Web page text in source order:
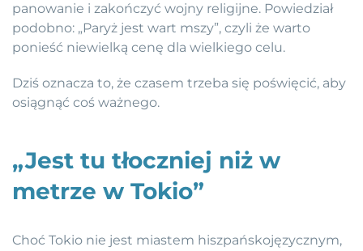
panowanie i zakończyć wojny religijne. Powiedział
podobno: „Paryż jest wart mszy”, czyli że warto
ponieść niewielką cenę dla wielkiego celu.
Dziś oznacza to, że czasem trzeba się poświęcić, aby
osiągnąć coś ważnego.
„Jest tu tłoczniej niż w
metrze w Tokio”
Choć Tokio nie jest miastem hiszpańskojęzycznym,